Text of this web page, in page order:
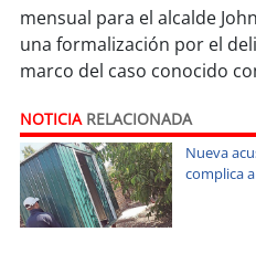
soycalama
soycopiapó
soyvalparaíso
mensual para el alcalde
una formalización por el
marco del caso conocido
NOTICIARELACIONADA
Nueva
complica